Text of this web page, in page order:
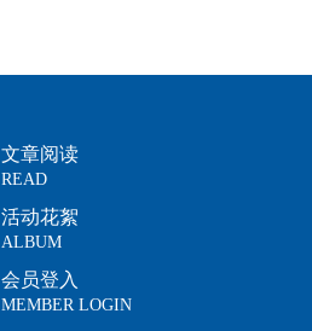
文章阅读
READ
活动花絮
ALBUM
会员登入
MEMBER LOGIN